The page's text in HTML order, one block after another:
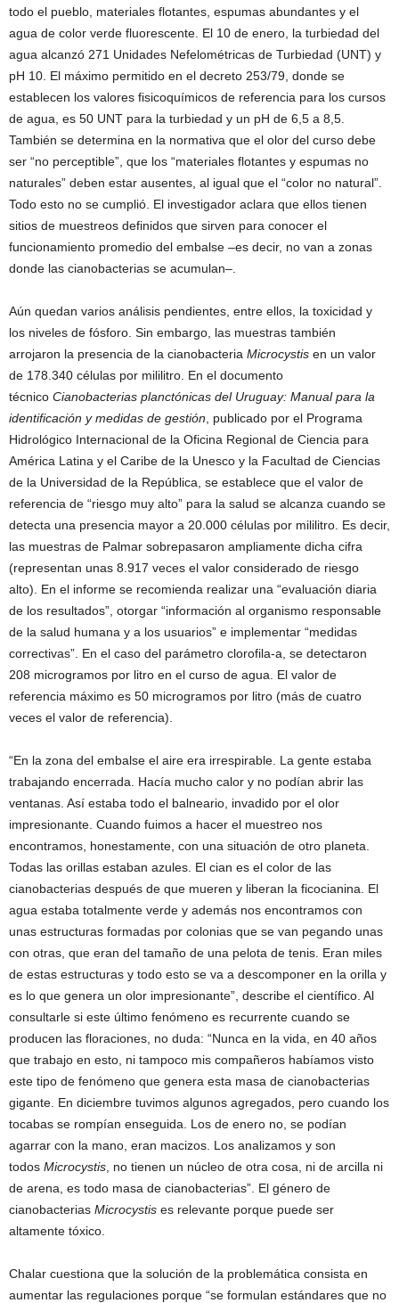
todo el pueblo, materiales flotantes, espumas abundantes y el
agua de color verde fluorescente. El 10 de enero, la turbiedad del
agua alcanzó 271 Unidades Nefelométricas de Turbiedad (UNT) y
pH 10. El máximo permitido en el decreto 253/79, donde se
establecen los valores fisicoquímicos de referencia para los cursos
de agua, es 50 UNT para la turbiedad y un pH de 6,5 a 8,5.
También se determina en la normativa que el olor del curso debe
ser “no perceptible”, que los “materiales flotantes y espumas no
naturales” deben estar ausentes, al igual que el “color no natural”.
Todo esto no se cumplió. El investigador aclara que ellos tienen
sitios de muestreos definidos que sirven para conocer el
funcionamiento promedio del embalse –es decir, no van a zonas
donde las cianobacterias se acumulan–.
Aún quedan varios análisis pendientes, entre ellos, la toxicidad y
los niveles de fósforo. Sin embargo, las muestras también
arrojaron la presencia de la cianobacteria Microcystis en un valor
de 178.340 células por mililitro. En el documento
técnico Cianobacterias planctónicas del Uruguay: Manual para la
identificación y medidas de gestión , publicado por el Programa
Hidrológico Internacional de la Oficina Regional de Ciencia para
América Latina y el Caribe de la Unesco y la Facultad de Ciencias
de la Universidad de la República, se establece que el valor de
referencia de “riesgo muy alto” para la salud se alcanza cuando se
detecta una presencia mayor a 20.000 células por mililitro. Es decir,
las muestras de Palmar sobrepasaron ampliamente dicha cifra
(representan unas 8.917 veces el valor considerado de riesgo
alto). En el informe se recomienda realizar una “evaluación diaria
de los resultados”, otorgar “información al organismo responsable
de la salud humana y a los usuarios” e implementar “medidas
correctivas”. En el caso del parámetro clorofila-a, se detectaron
208 microgramos por litro en el curso de agua. El valor de
referencia máximo es 50 microgramos por litro (más de cuatro
veces el valor de referencia).
“En la zona del embalse el aire era irrespirable. La gente estaba
trabajando encerrada. Hacía mucho calor y no podían abrir las
ventanas. Así estaba todo el balneario, invadido por el olor
impresionante. Cuando fuimos a hacer el muestreo nos
encontramos, honestamente, con una situación de otro planeta.
Todas las orillas estaban azules. El cian es el color de las
cianobacterias después de que mueren y liberan la ficocianina. El
agua estaba totalmente verde y además nos encontramos con
unas estructuras formadas por colonias que se van pegando unas
con otras, que eran del tamaño de una pelota de tenis. Eran miles
de estas estructuras y todo esto se va a descomponer en la orilla y
es lo que genera un olor impresionante”, describe el científico. Al
consultarle si este último fenómeno es recurrente cuando se
producen las floraciones, no duda: “Nunca en la vida, en 40 años
que trabajo en esto, ni tampoco mis compañeros habíamos visto
este tipo de fenómeno que genera esta masa de cianobacterias
gigante. En diciembre tuvimos algunos agregados, pero cuando los
tocabas se rompían enseguida. Los de enero no, se podían
agarrar con la mano, eran macizos. Los analizamos y son
todos Microcystis , no tienen un núcleo de otra cosa, ni de arcilla ni
de arena, es todo masa de cianobacterias”. El género de
cianobacterias Microcystis es relevante porque puede ser
altamente tóxico.
Chalar cuestiona que la solución de la problemática consista en
aumentar las regulaciones porque “se formulan estándares que no